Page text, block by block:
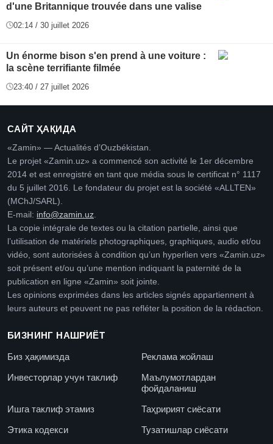
d'une Britannique trouvée dans une valise
02:14 / 30 juillet 2026
Un énorme bison s'en prend à une voiture :
la scène terrifiante filmée
23:40 / 27 juillet 2026
САЙТ ҲАҚИДА
«Zamin» — Actualités d’Ouzbékistan.
Le projet «Zamin.uz» a commencé son activité le 1er décembre
2014 et est enregistré en tant que média sous le certificat n° 1117
du 5 juillet 2016. Le fondateur du projet est la société «ALLTEN»
(MChJ/SARL).
E-mail: info@zamin.uz
La copie intégrale de textes ou la citation partielle, ainsi que
l’utilisation de matériels photographiques, graphiques, audio et/ou
vidéo, sont autorisées à condition qu’un hyperlien vers «Zamin.uz»
soit présent et/ou qu’une mention indiquant la paternité de la
publication en ligne «Zamin» soit jointe.
Les opinions exprimées dans les articles signés appartiennent à
leurs auteurs et peuvent ne pas refléter la position de la rédaction.
БИЗНИНГ НАШРИЁТ
Биз ҳақимизда
Реклама жойлаш
Инвесторлар учун таклиф
Маълумотлардан
фойдаланиш
Ишга таклиф этамиз
Таҳририят сиёсати
Этика кодекси
Тузатишлар сиёсати